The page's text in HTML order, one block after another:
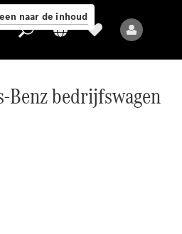
naar de inhoud
Benz bedrijfswagen